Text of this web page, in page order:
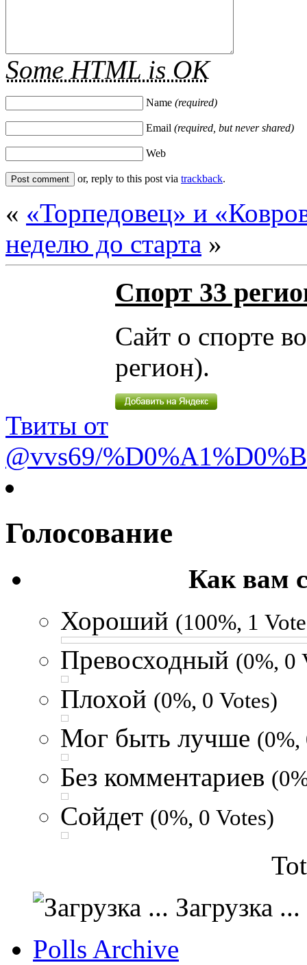
Some HTML is OK
Name (required)
Email (required, but never shared)
Web
or, reply to this post via trackback.
« «Торпедовец» и
неделю до старта »
Спорт 33
Сайт о спорте
регион).
Твиты от
@vvs69/
Голосование
Как вам
Хороший (100%, 1
Превосходный (0%, 0
Плохой (0%, 0 Votes)
Мог быть лучше (0%,
Без комментариев
Сойдет (0%, 0 Votes)
Загрузка ...
Polls Archive